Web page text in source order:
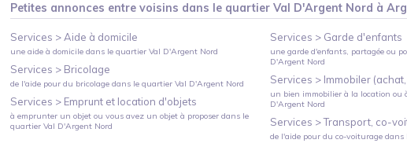
Petites annonces entre voisins dans le quartier Val D'Argent Nord à
Services >Aide à domicile
une aide à domicile dans le quartierVal D'Argent Nord
Services > Bricolage
de l'aide pour du bricolage dans le quartierVal D'Argent Nord
Services > Emprunt et location d'objets
à emprunter un objet ou vous avez un objet à proposer dans le
quartierVal D'Argent Nord
Services > Garde d'enfants
une garde d'enfants, partagée ou
D'Argent Nord
Services > Immobiler
un bien immobilier à la location ou
D'Argent Nord
Services >Transport, co-
de l'aide pour du co-voituragedans